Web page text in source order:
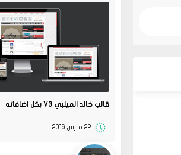
قالب خالد الميلبي V3 بكل اضافاته
22 مارس 2016